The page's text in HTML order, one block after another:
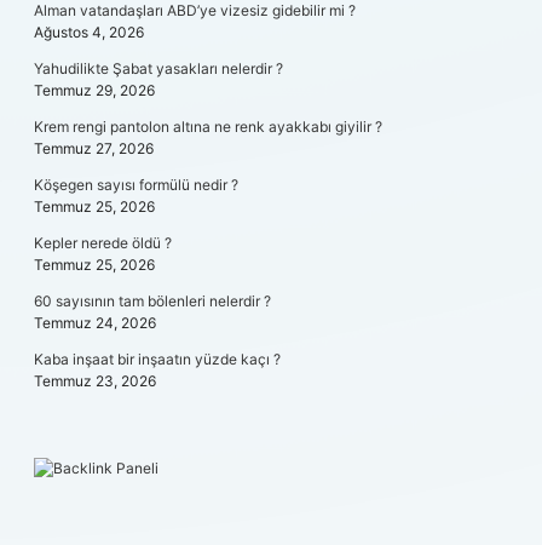
Alman vatandaşları ABD’ye vizesiz gidebilir mi ?
Ağustos 4, 2026
Yahudilikte Şabat yasakları nelerdir ?
Temmuz 29, 2026
Krem rengi pantolon altına ne renk ayakkabı giyilir ?
Temmuz 27, 2026
Köşegen sayısı formülü nedir ?
Temmuz 25, 2026
Kepler nerede öldü ?
Temmuz 25, 2026
60 sayısının tam bölenleri nelerdir ?
Temmuz 24, 2026
Kaba inşaat bir inşaatın yüzde kaçı ?
Temmuz 23, 2026